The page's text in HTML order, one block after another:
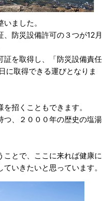
ました。
防災設備許可の３つが12月
証を取得し、「防災設備責任
に取得できる運びとなりま
招くこともできます。
つ、２０００年の歴史の塩湯
ことで、ここに来れば健康に
いきたいと思っています。